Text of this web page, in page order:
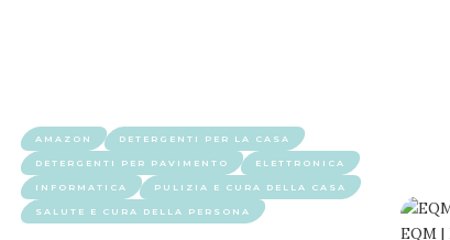
AMAZON DETERGENTI PER LA CASA
DETERGENTI PER PAVIMENTO ELETTRONICA
INFORMATICA PULIZIA E CURA DELLA CASA
SALUTE E CURA DELLA PERSONA